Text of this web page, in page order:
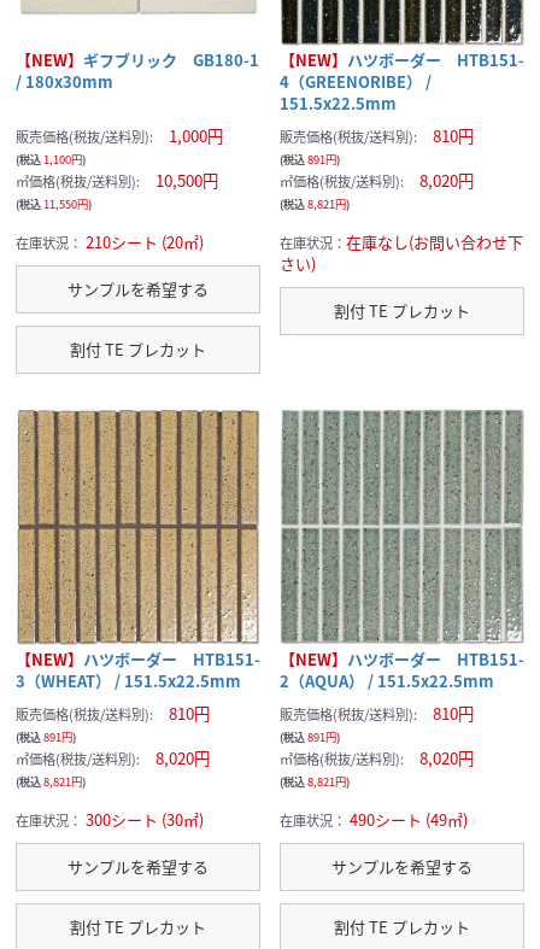
【NEW】 ギフブリック GB180-1
/ 180x30mm
販売価格(税抜/送料別): 1,000円
(税込1,100円)
㎡価格(税抜/送料別): 10,500円
(税込11,550円)
在庫状況： 210シート (20㎡)
サンプルを希望する
割付 TE プレカット
【NEW】 ハツボーダー HTB151-
4（GREENORIBE） /
151.5x22.5mm
販売価格(税抜/送料別): 810円
(税込891円)
㎡価格(税抜/送料別): 8,020円
(税込8,821円)
在庫状況： 在庫なし(お問い合わせ下
さい)
割付 TE プレカット
【NEW】 ハツボーダー HTB151-
3（WHEAT） / 151.5x22.5mm
販売価格(税抜/送料別): 810円
(税込891円)
㎡価格(税抜/送料別): 8,020円
(税込8,821円)
在庫状況： 300シート (30㎡)
サンプルを希望する
割付 TE プレカット
【NEW】 ハツボーダー HTB151-
2（AQUA） / 151.5x22.5mm
販売価格(税抜/送料別): 810円
(税込891円)
㎡価格(税抜/送料別): 8,020円
(税込8,821円)
在庫状況： 490シート (49㎡)
サンプルを希望する
割付 TE プレカット